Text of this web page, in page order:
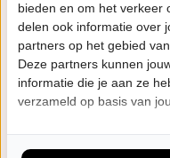
ZA
12
DEC
20:15 uur
Theater
Roden
bieden en om het verkeer
delen ook informatie over
partners op het gebied
Deze partners kunnen
informatie die je aan ze
verzameld op basis van